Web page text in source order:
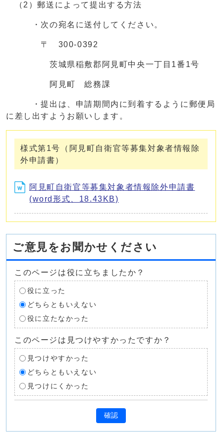
（2）郵送によって提出する方法
・次の宛名に送付してください。
〒 300-0392
茨城県稲敷郡阿見町中央一丁目1番1号
阿見町 総務課
・提出は、申請期間内に到着するように郵便局
に差し出すようお願いします。
様式第1号（阿見町自衛官等募集対象者情報除
外申請書）
阿見町自衛官等募集対象者情報除外申請書
(word形式、18.43KB)
ご意見をお聞かせください
このページは役に立ちましたか？
役に立った
どちらともいえない
役に立たなかった
このページは見つけやすかったですか？
見つけやすかった
どちらともいえない
見つけにくかった
確認